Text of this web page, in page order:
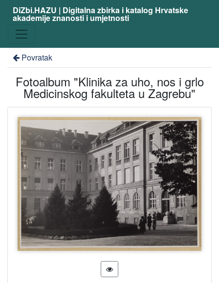
DiZbi.HAZU | Digitalna zbirka i katalog Hrvatske
akademije znanosti i umjetnosti
Povratak
Fotoalbum "Klinika za uho, nos i grlo
Medicinskog fakulteta u Zagrebu"